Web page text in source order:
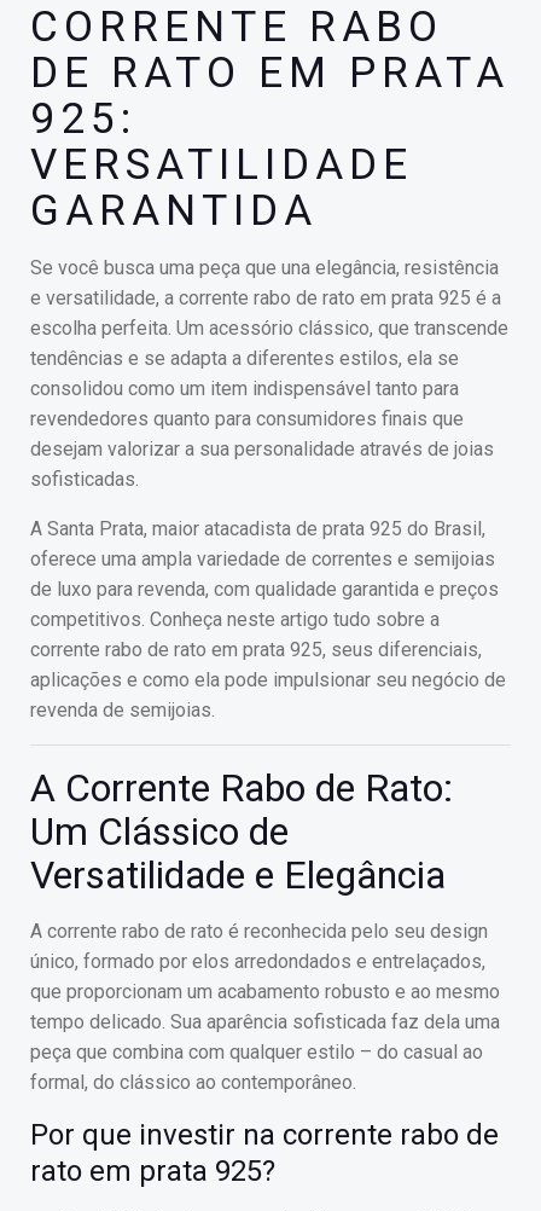
CORRENTE RABO
DE RATO EM PRATA
925:
VERSATILIDADE
GARANTIDA
Se você busca uma peça que una elegância, resistência
e versatilidade, a corrente rabo de rato em prata 925 é a
escolha perfeita. Um acessório clássico, que transcende
tendências e se adapta a diferentes estilos, ela se
consolidou como um item indispensável tanto para
revendedores quanto para consumidores finais que
desejam valorizar a sua personalidade através de joias
sofisticadas.
A Santa Prata, maior atacadista de prata 925 do Brasil,
oferece uma ampla variedade de correntes e semijoias
de luxo para revenda, com qualidade garantida e preços
competitivos. Conheça neste artigo tudo sobre a
corrente rabo de rato em prata 925, seus diferenciais,
aplicações e como ela pode impulsionar seu negócio de
revenda de semijoias.
A Corrente Rabo de Rato:
Um Clássico de
Versatilidade e Elegância
A corrente rabo de rato é reconhecida pelo seu design
único, formado por elos arredondados e entrelaçados,
que proporcionam um acabamento robusto e ao mesmo
tempo delicado. Sua aparência sofisticada faz dela uma
peça que combina com qualquer estilo – do casual ao
formal, do clássico ao contemporâneo.
Por que investir na corrente rabo de
rato em prata 925?